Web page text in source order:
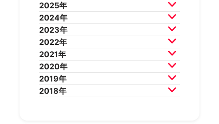
2026年7月 2026年6月
2026年5月 2026年4月
2026年3月 2026年2月
2025年
2025年12月2025年11月
2025年10月2025年9月
2025年8月 2025年7月
2025年6月
2025年4月
2025年2月
2024年
2024年12月2024年11月
2024年10月2024年9月
2024年8月 2024年7月
2024年6月
2024年4月
2024年2月
2023年
2023年12月2023年11月
2023年10月2023年9月
2023年8月 2023年7月
2023年6月
2023年4月
2022年
2022年12月2022年11月
2022年10月2022年9月
2022年8月 2022年7月
2022年6月
2021年
2021年12月2021年11月
2021年10月2021年9月
2021年8月 2021年7月
2020年
2020年12月2020年11月
2020年10月2020年9月
2019年
2019年12月2019年11月
2018年